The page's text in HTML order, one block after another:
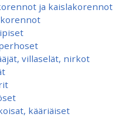
ja kaislakorennot
villaselät, nirkot
kääriäiset